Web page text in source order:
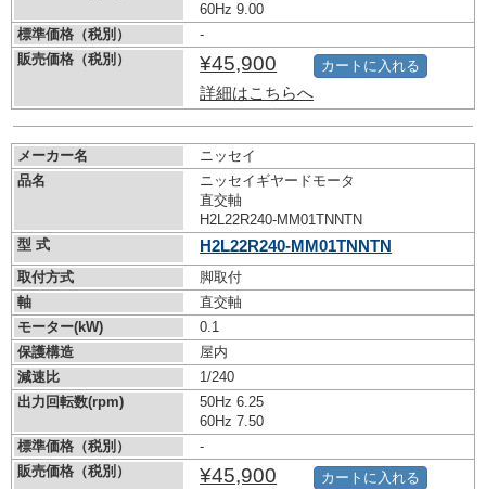
60Hz 9.00
標準価格（税別）
-
販売価格（税別）
¥45,900
詳細はこちらへ
カートに入れる
メーカー名
ニッセイ
品名
ニッセイギヤードモータ
直交軸
H2L22R240-MM01TNNTN
型 式
H2L22R240-MM01TNNTN
取付方式
脚取付
軸
直交軸
モーター(kW)
0.1
保護構造
屋内
減速比
1/240
出力回転数(rpm)
50Hz 6.25
60Hz 7.50
標準価格（税別）
-
販売価格（税別）
¥45,900 カートに入れる